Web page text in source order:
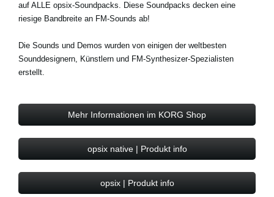
auf ALLE opsix-Soundpacks. Diese Soundpacks decken eine
riesige Bandbreite an FM-Sounds ab!
Die Sounds und Demos wurden von einigen der weltbesten
Sounddesignern, Künstlern und FM-Synthesizer-Spezialisten
erstellt.
Mehr Informationen im KORG Shop
opsix native | Produkt info
opsix | Produkt info